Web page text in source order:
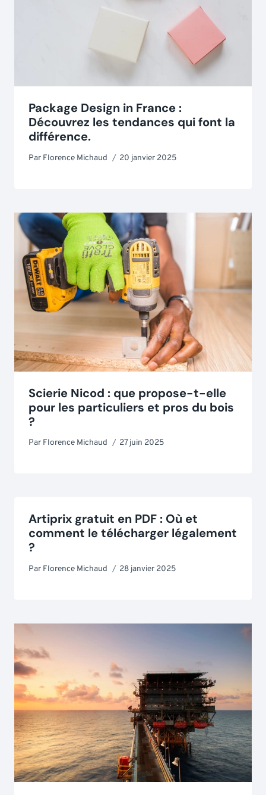
Package Design in France :
Découvrez les tendances qui font la
différence.
Par Florence Michaud 20 janvier 2025
Scierie Nicod : que propose-t-elle
pour les particuliers et pros du bois
?
Par Florence Michaud 27 juin 2025
Artiprix gratuit en PDF : Où et
comment le télécharger légalement
?
Par Florence Michaud 28 janvier 2025